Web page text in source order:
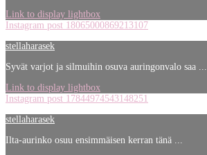
Link to display lightbox
Instagram post 18065000869213107
stellaharasek
Syvät varjot ja silmuihin osuva auringonvalo saa ...
Link to display lightbox
Instagram post 17844974543148251
stellaharasek
Ilta-aurinko osuu ensimmäisen kerran tänä ...